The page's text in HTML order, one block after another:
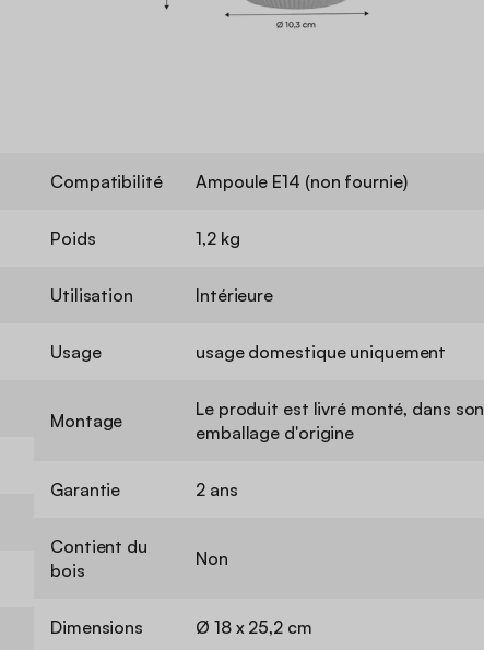
Compatibilité Ampoule E14 (non fournie)
Poids 1,2 kg
Utilisation Intérieure
Usage usage domestique uniquement
Montage
Le produit est livré monté, dans son
emballage d'origine
Garantie 2 ans
Contient du
bois
Non
Dimensions Ø 18 x 25,2 cm